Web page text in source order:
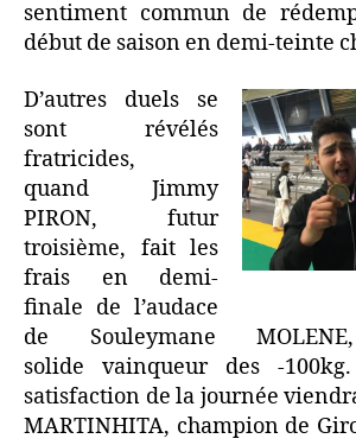
sentiment commun de
début de saison en demi-teinte
D’autres duels se
sont révélés
fratricides,
quand Jimmy
PIRON, futur
troisième, fait les
frais en demi-
finale de l’audace
de Souleymane
solide vainqueur des -
satisfaction de la journée
MARTINHITA, champion de